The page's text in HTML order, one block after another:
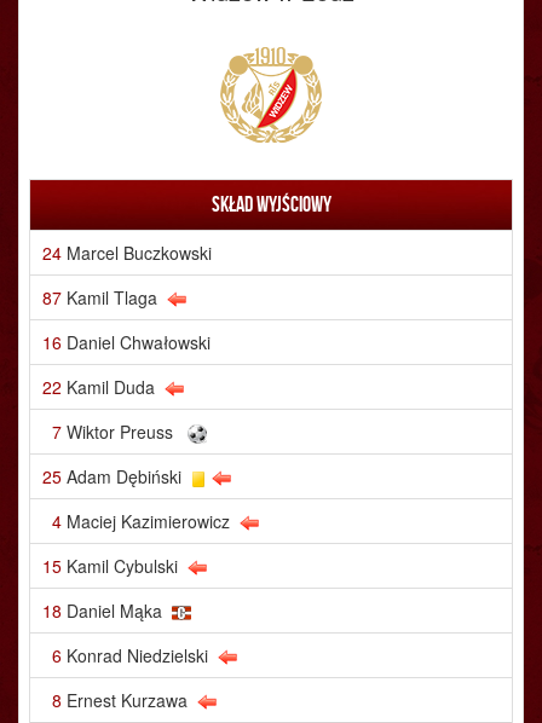
Skład wyjściowy
24 Marcel Buczkowski
87 Kamil Tlaga
16 Daniel Chwałowski
22 Kamil Duda
7 Wiktor Preuss
25 Adam Dębiński
4 Maciej Kazimierowicz
15 Kamil Cybulski
18 Daniel Mąka
6 Konrad Niedzielski
8 Ernest Kurzawa